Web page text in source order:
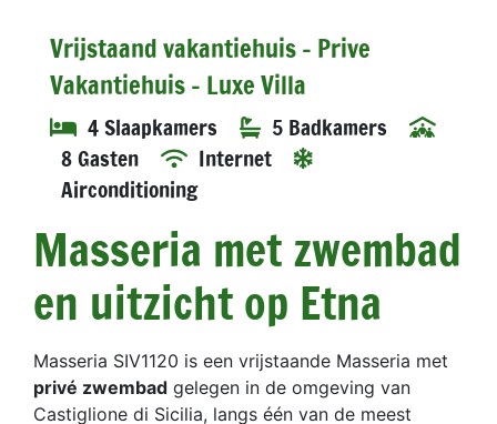
Vrijstaand vakantiehuis - Prive
Vakantiehuis - Luxe Villa
4 Slaapkamers
5 Badkamers
8 Gasten
Internet
Airconditioning
Masseria met zwembad
en uitzicht op Etna
Masseria SIV1120 is een vrijstaande Masseria met
privé zwembad gelegen in de omgeving van
Castiglione di Sicilia, langs één van de meest